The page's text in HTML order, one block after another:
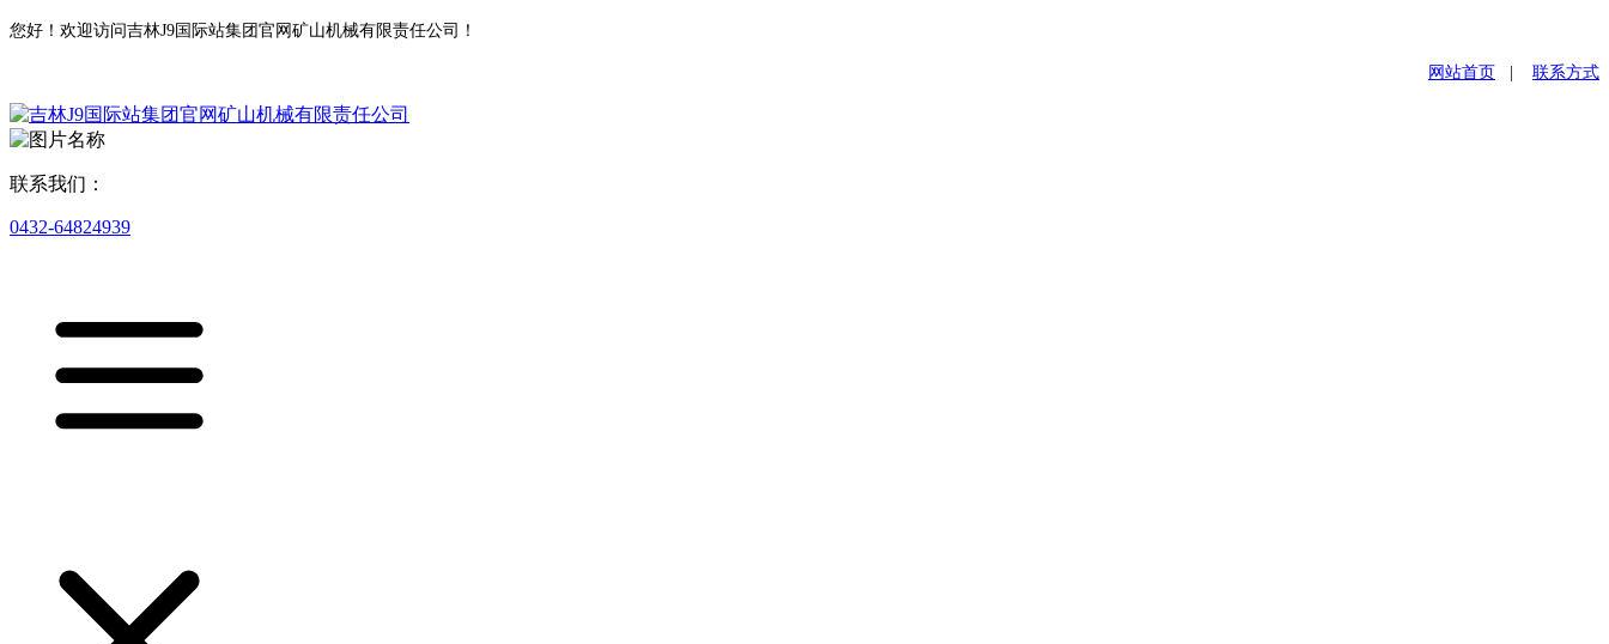
您好！欢迎访问吉林J9国际站集团官网矿山机械有限责任公司！
网站首页 联系方式
联系我们：
0432-64824939